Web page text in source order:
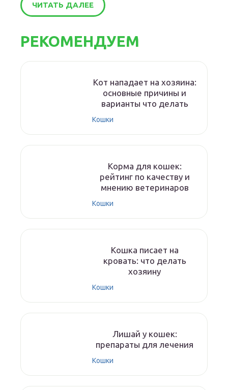
ЧИТАТЬ ДАЛЕЕ
РЕКОМЕНДУЕМ
Кот нападает на хозяина:
основные причины и
варианты что делать
Кошки
Корма для кошек:
рейтинг по качеству и
мнению ветеринаров
Кошки
Кошка писает на
кровать: что делать
хозяину
Кошки
Лишай у кошек:
препараты для лечения
Кошки